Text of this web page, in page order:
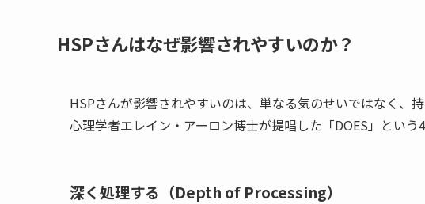
HSPさんはなぜ影響されやすいのか？
HSPさんが影響されやすいのは、単なる気のせいではなく、
心理学者エレイン・アーロン博士が提唱した「DOES」という
深く処理する（Depth of Processing）